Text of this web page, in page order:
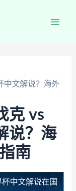
中文解说？海外
克 vs
说？海
南
中文解说在国